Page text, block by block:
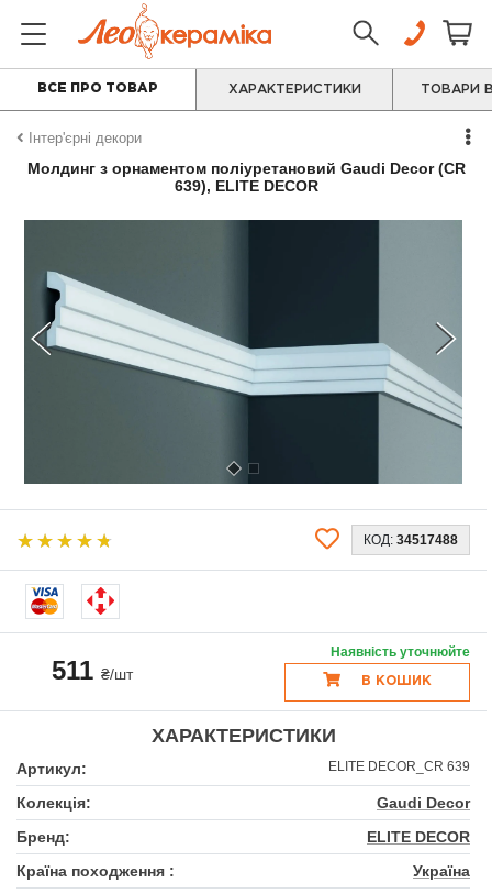
ВСЕ ПРО ТОВАР ХАРАКТЕРИСТИКИ ТОВАРИ В
Інтер'єрні декори
Молдинг з орнаментом поліуретановий Gaudi Decor (CR
639), ELITE DECOR
КОД: 34517488
511 ₴/шт
Наявність уточнюйте
В КОШИК
ХАРАКТЕРИСТИКИ
Артикул: ELITE DECOR_CR 639
Колекція:
Gaudi Decor
Бренд:
ELITE DECOR
Країна походження :
Україна